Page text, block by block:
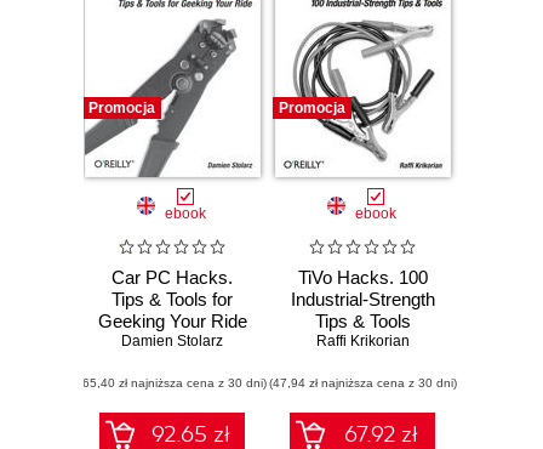
Promocja
ebook
Car PC Hacks.
Tips & Tools for
Geeking Your Ride
Damien Stolarz
(65,40 zł najniższa cena z 30 dni)
92.65 zł
Promocja
ebook
TiVo Hacks. 100
Industrial-Strength
Tips & Tools
Raffi Krikorian
(47,94 zł najniższa cena z 30 dni)
67.92 zł